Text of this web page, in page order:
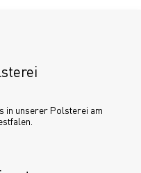
in unserer Polsterei am